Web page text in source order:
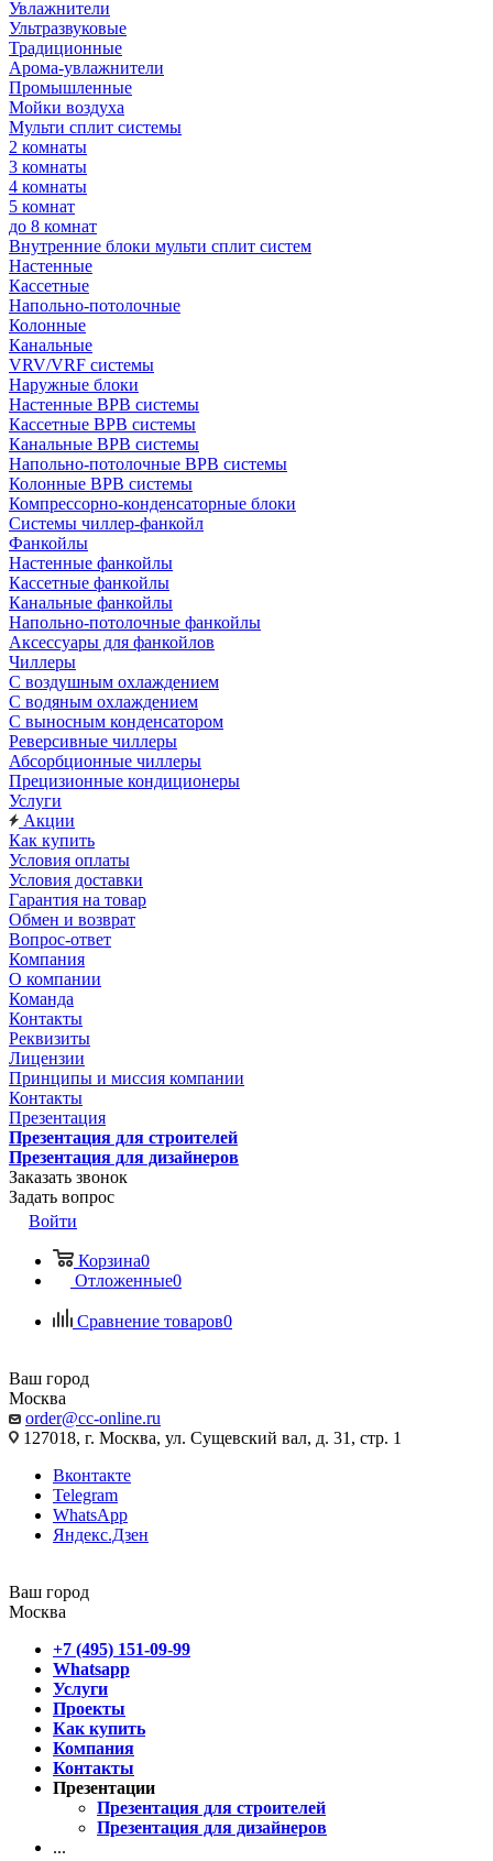
Увлажнители
Ультразвуковые
Традиционные
Арома-увлажнители
Промышленные
Мойки воздуха
Мульти сплит системы
2 комнаты
3 комнаты
4 комнаты
5 комнат
до 8 комнат
Внутренние блоки мульти сплит систем
Настенные
Кассетные
Напольно-потолочные
Колонные
Канальные
VRV/VRF системы
Наружные блоки
Настенные ВРВ системы
Кассетные ВРВ системы
Канальные ВРВ системы
Напольно-потолочные ВРВ системы
Колонные ВРВ системы
Компрессорно-конденсаторные блоки
Системы чиллер-фанкойл
Фанкойлы
Настенные фанкойлы
Кассетные фанкойлы
Канальные фанкойлы
Напольно-потолочные фанкойлы
Аксессуары для фанкойлов
Чиллеры
С воздушным охлаждением
С водяным охлаждением
С выносным конденсатором
Реверсивные чиллеры
Абсорбционные чиллеры
Прецизионные кондиционеры
Услуги
Акции
Как купить
Условия оплаты
Условия доставки
Гарантия на товар
Обмен и возврат
Вопрос-ответ
Компания
О компании
Команда
Контакты
Реквизиты
Лицензии
Принципы и миссия компании
Контакты
Презентация
Презентация для строителей
Презентация для дизайнеров
Заказать звонок
Задать вопрос
Войти
Корзина0
Отложенные0
Сравнение товаров0
Ваш город
Москва
order@cc-online.ru
127018, г. Москва, ул. Сущевский вал, д. 31, стр. 1
Вконтакте
Telegram
WhatsApp
Яндекс.Дзен
Ваш город
Москва
+7 (495) 151-09-99
Whatsapp
Услуги
Проекты
Как купить
Компания
Контакты
Презентации
Презентация для строителей
Презентация для дизайнеров
...